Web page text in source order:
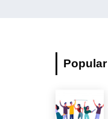
Popular